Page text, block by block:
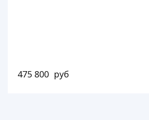
475 800 руб